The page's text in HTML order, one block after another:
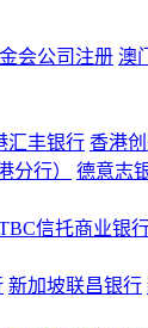
会公司注册 澳
汇丰银行 香港
分行） 德意志
信托商业银
新加坡联昌银行